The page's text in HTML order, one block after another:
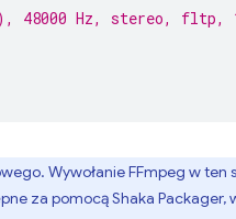
48000 Hz, stereo,
Wywołanie FFmpeg w ten
za pomocą Shaka